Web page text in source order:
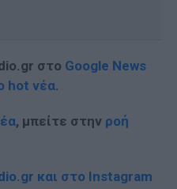
στο Google News
hot νέα.
, μπείτε στην ροή
και στο Instagram